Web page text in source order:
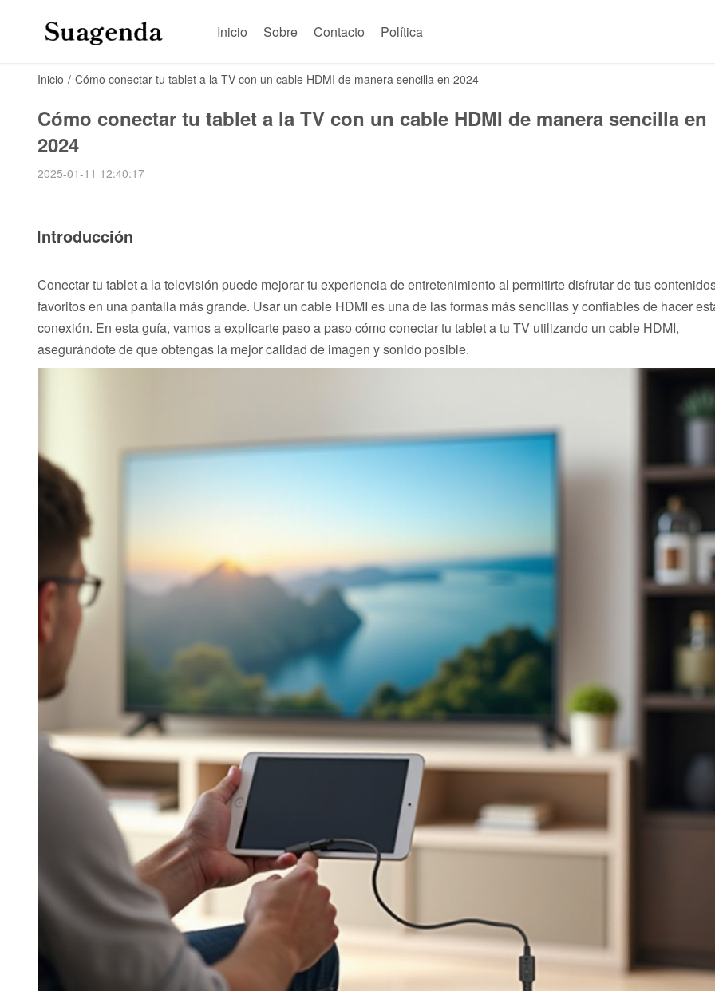
Inicio Sobre Contacto Política
Inicio / Cómo conectar tu tablet a la TV con un cable HDMI de manera sencilla en 2024
Cómo conectar tu tablet a la TV con un cable HDMI de manera sencilla en
2024
2025-01-11 12:40:17
Introducción
Conectar tu tablet a la televisión puede mejorar tu experiencia de entretenimiento al permitirte disfrutar de tus
favoritos en una pantalla más grande. Usar un cable HDMI es una de las formas más sencillas y confiables de hacer
conexión. En esta guía, vamos a explicarte paso a paso cómo conectar tu tablet a tu TV utilizando un cable HDMI,
asegurándote de que obtengas la mejor calidad de imagen y sonido posible.